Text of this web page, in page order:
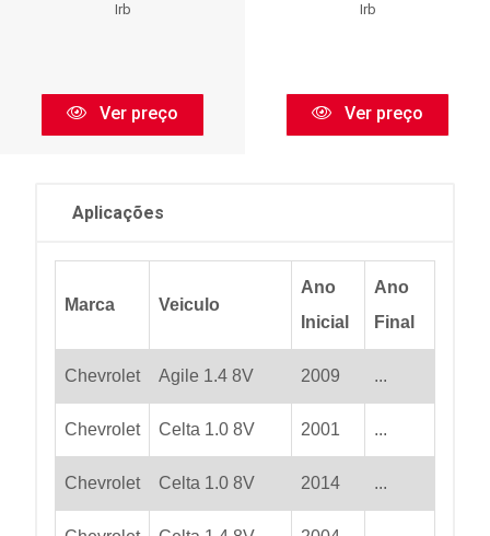
Irb
Ver preço
Irb
Ver preço
Aplicações
Marca Veiculo
Ano
Inicial
Ano
Final
Chevrolet Agile 1.4 8V 2009 ...
Chevrolet Celta 1.0 8V 2001 ...
Chevrolet Celta 1.0 8V 2014 ...